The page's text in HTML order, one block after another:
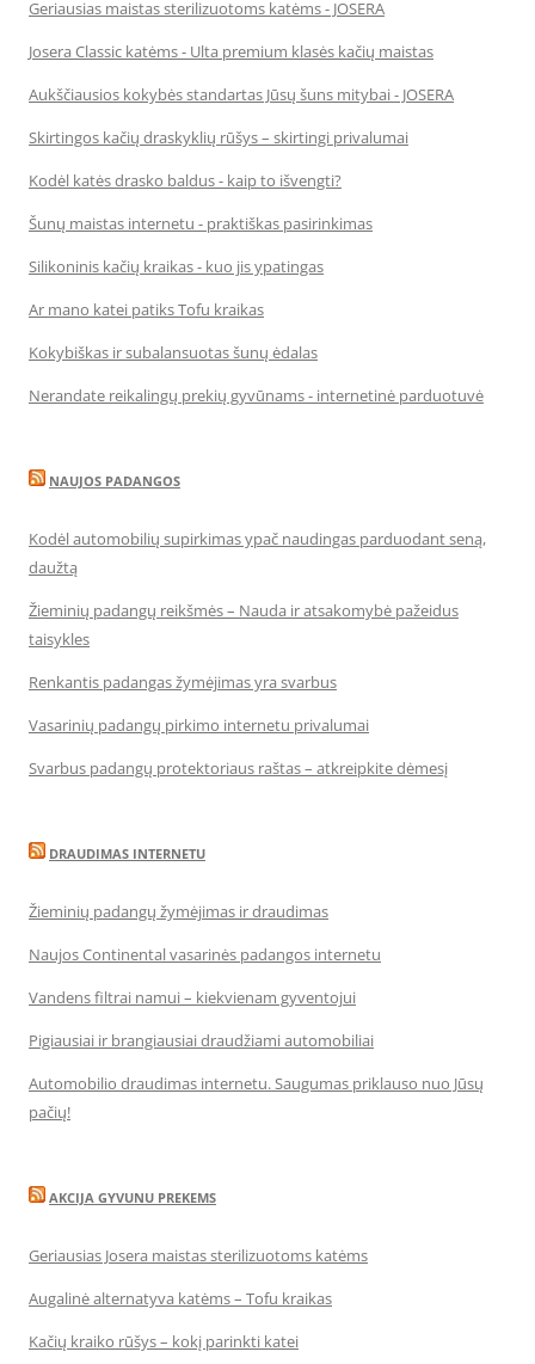
Geriausias maistas sterilizuotoms katėms - JOSERA
Josera Classic katėms - Ulta premium klasės kačių maistas
Aukščiausios kokybės standartas Jūsų šuns mitybai - JOSERA
Skirtingos kačių draskyklių rūšys – skirtingi privalumai
Kodėl katės drasko baldus - kaip to išvengti?
Šunų maistas internetu - praktiškas pasirinkimas
Silikoninis kačių kraikas - kuo jis ypatingas
Ar mano katei patiks Tofu kraikas
Kokybiškas ir subalansuotas šunų ėdalas
Nerandate reikalingų prekių gyvūnams - internetinė parduotuvė
NAUJOS PADANGOS
Kodėl automobilių supirkimas ypač naudingas parduodant seną,
daužtą
Žieminių padangų reikšmės – Nauda ir atsakomybė pažeidus
taisykles
Renkantis padangas žymėjimas yra svarbus
Vasarinių padangų pirkimo internetu privalumai
Svarbus padangų protektoriaus raštas – atkreipkite dėmesį
DRAUDIMAS INTERNETU
Žieminių padangų žymėjimas ir draudimas
Naujos Continental vasarinės padangos internetu
Vandens filtrai namui – kiekvienam gyventojui
Pigiausiai ir brangiausiai draudžiami automobiliai
Automobilio draudimas internetu. Saugumas priklauso nuo Jūsų
pačių!
AKCIJA GYVUNU PREKEMS
Geriausias Josera maistas sterilizuotoms katėms
Augalinė alternatyva katėms – Tofu kraikas
Kačių kraiko rūšys – kokį parinkti katei